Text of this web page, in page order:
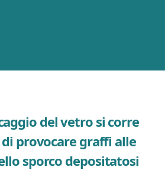
del vetro si corre
provocare graffi alle
sporco depositatosi